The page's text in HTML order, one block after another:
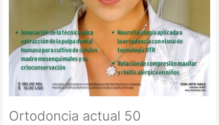
Ortodoncia actual 50